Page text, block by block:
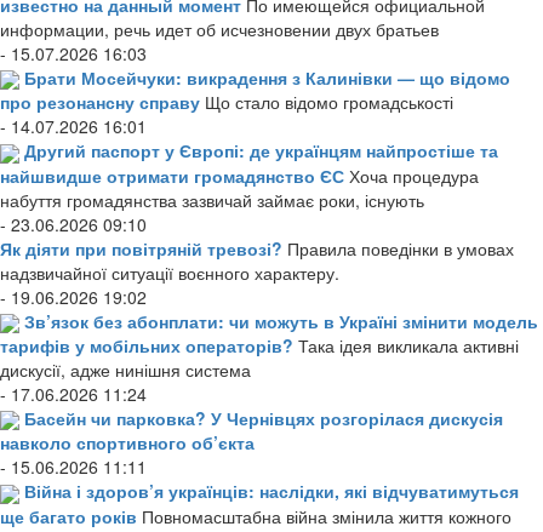
информации, речь идет об исчезновении двух братьев
- 15.07.2026 16:03
Брати Мосейчуки: викрадення з Калинівки — що відомо
про резонансну справу Що стало відомо громадськості
- 14.07.2026 16:01
Другий паспорт у Європі: де українцям найпростіше та
найшвидше отримати громадянство ЄС Хоча процедура
набуття громадянства зазвичай займає роки, існують
- 23.06.2026 09:10
Як діяти при повітряній тревозі? Правила поведінки в умовах
надзвичайної ситуації воєнного характеру.
- 19.06.2026 19:02
Зв’язок без абонплати: чи можуть в Україні змінити модель
тарифів у мобільних операторів? Така ідея викликала активні
дискусії, адже нинішня система
- 17.06.2026 11:24
Басейн чи парковка? У Чернівцях розгорілася дискусія
навколо спортивного об’єкта
- 15.06.2026 11:11
Війна і здоров’я українців: наслідки, які відчуватимуться
ще багато років Повномасштабна війна змінила життя кожного